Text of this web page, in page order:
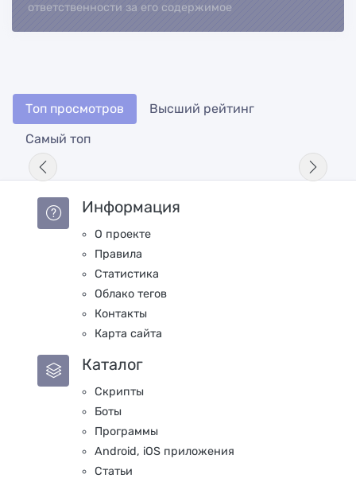
ответственности за его содержимое
Топ просмотров
Высший рейтинг
Самый топ
Информация
О проекте
Правила
Статистика
Облако тегов
Контакты
Карта сайта
Каталог
Скрипты
Боты
Программы
Android, iOS приложения
Статьи